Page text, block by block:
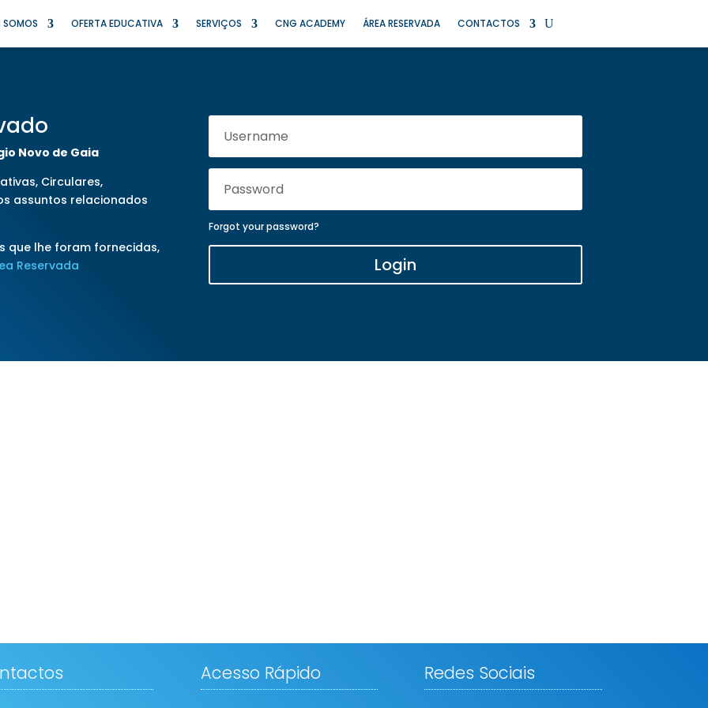
SOMOS OFERTA EDUCATIVA SERVIÇOS CNG ACADEMY ÁREA RESERVADA CONTACTOS
Novo de Gaia
Circulares,
assuntos relacionados
que lhe foram fornecidas,
Reservada
Forgot your password?
Login
Acesso Rápido Redes Sociais